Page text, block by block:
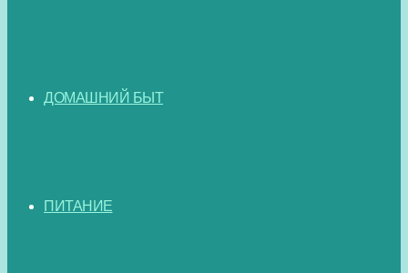
ДОМАШНИЙ БЫТ
ПИТАНИЕ